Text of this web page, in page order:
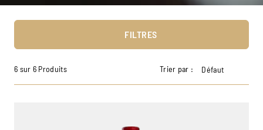
FILTRES
6 sur 6 Produits Trier par : Défaut